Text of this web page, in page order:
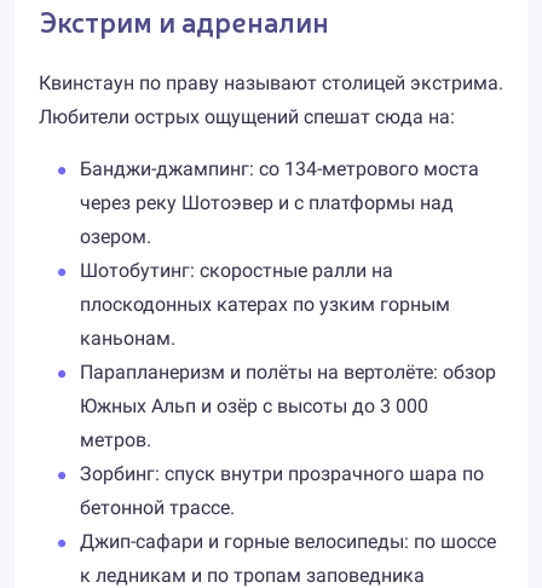
Экстрим и адреналин
Квинстаун по праву называют столицей экстрима.
Любители острых ощущений спешат сюда на:
Банджи-джампинг: со 134-метрового моста
через реку Шотоэвер и с платформы над
озером.
Шотобутинг: скоростные ралли на
плоскодонных катерах по узким горным
каньонам.
Парапланеризм и полёты на вертолёте: обзор
Южных Альп и озёр с высоты до 3 000
метров.
Зорбинг: спуск внутри прозрачного шара по
бетонной трассе.
Джип-сафари и горные велосипеды: по шоссе
к ледникам и по тропам заповедника